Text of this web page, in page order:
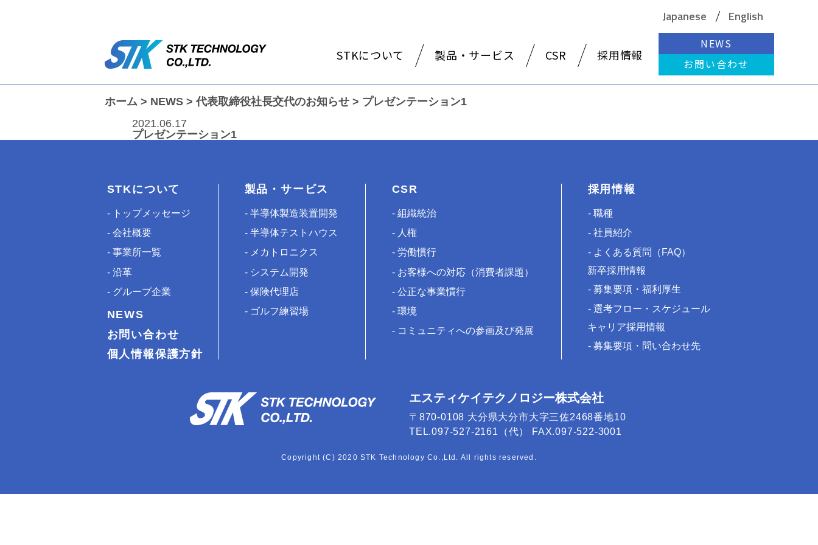
STKについて 製品・サービス CSR 採用情報
NEWS
お問い合わせ
Japanese English
ホーム > NEWS > 代表取締役社長交代のお知らせ > プレゼンテーション1
2021.06.17
プレゼンテーション1
STKについて
トップメッセージ
会社概要
事業所一覧
沿革
グループ企業
製品・サービス
半導体製造装置開発
半導体テストハウス
メカトロニクス
システム開発
保険代理店
ゴルフ練習場
CSR
組織統治
人権
労働慣行
お客様への対応（消費者課題）
公正な事業慣行
環境
コミュニティへの参画及び発展
採用情報
職種
社員紹介
よくある質問（FAQ）
新卒採用情報
募集要項・福利厚生
選考フロー・スケジュール
キャリア採用情報
募集要項・問い合わせ先
NEWS
お問い合わせ
個人情報保護方針
エスティケイテクノロジー株式会社
〒870-0108 大分県大分市大字三佐2468番地10
TEL.097-527-2161（代） FAX.097-522-3001
Copyright (C) 2020 STK Technology Co.,Ltd. All rights reserved.